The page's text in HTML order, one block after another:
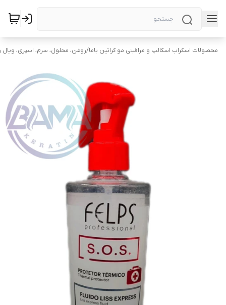
محصولات اسکراب اسکالپ و مراقبتی مو کراتین باما/روغن، محلول، سرم، اسپری، ویال